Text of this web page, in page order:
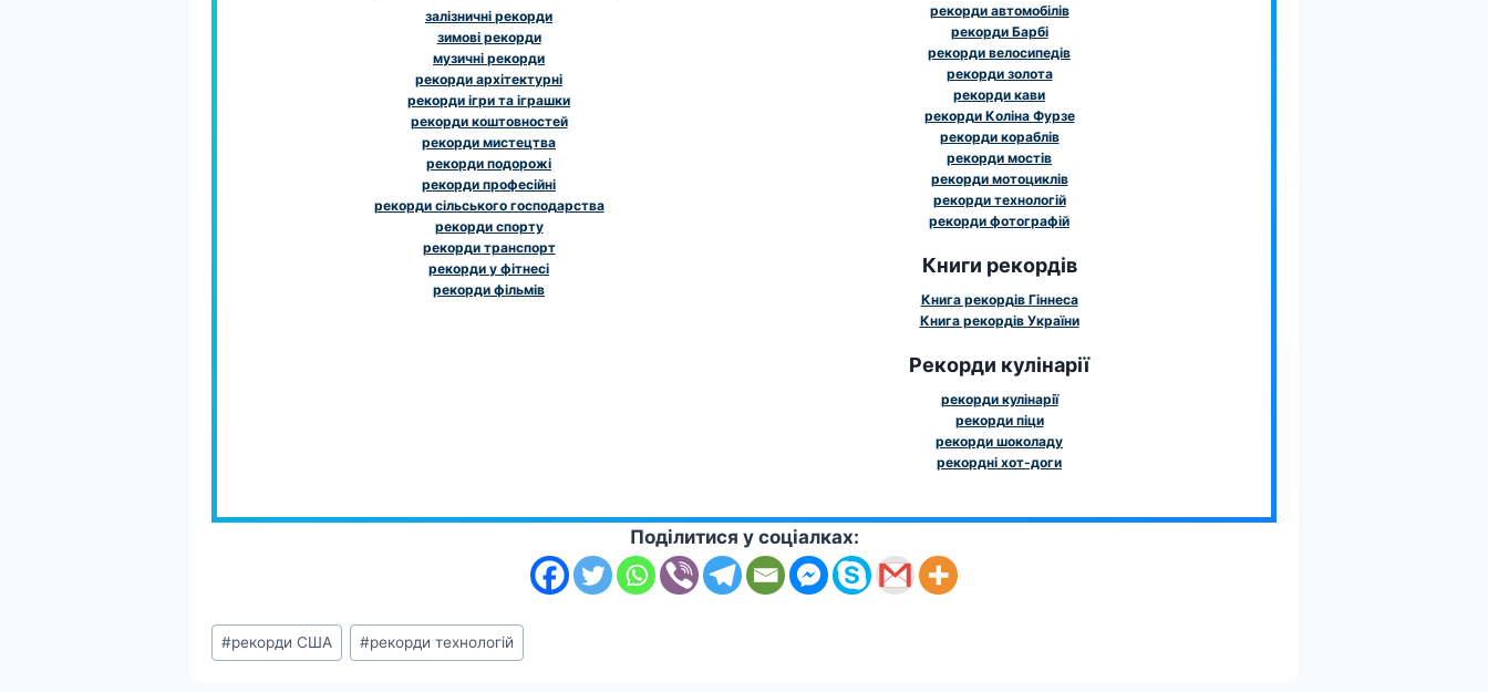
залізничні рекорди
зимові рекорди
музичні рекорди
рекорди архітектурні
рекорди ігри та іграшки
рекорди коштовностей
рекорди мистецтва
рекорди подорожі
рекорди професійні
рекорди сільського господарства
рекорди спорту
рекорди транспорт
рекорди у фітнесі
рекорди фільмів
рекорди автомобілів
рекорди Барбі
рекорди велосипедів
рекорди золота
рекорди кави
рекорди Коліна Фурзе
рекорди кораблів
рекорди мостів
рекорди мотоциклів
рекорди технологій
рекорди фотографій
Книги рекордів
Книга рекордів Гіннеса
Книга рекордів України
Рекорди кулінарії
рекорди кулінарії
рекорди піци
рекорди шоколаду
рекордні хот-доги
Поділитися у соціалках:
Позначки
запису:
#рекорди США #рекорди технологій